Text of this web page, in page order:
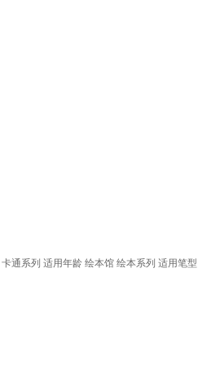
卡通系列 适用年龄 绘本馆 绘本系列 适用笔型